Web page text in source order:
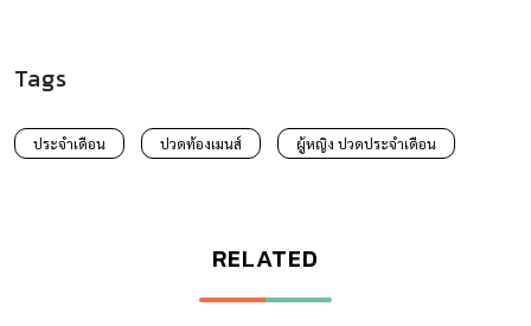
Tags
ประจำเดือน ปวดท้องเมนส์ ผู้หญิง ปวดประจำเดือน
RELATED